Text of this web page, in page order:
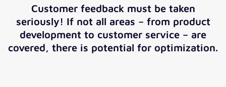
Customer feedback must be taken
seriously! If not all areas – from product
development to customer service – are
covered, there is potential for optimization.